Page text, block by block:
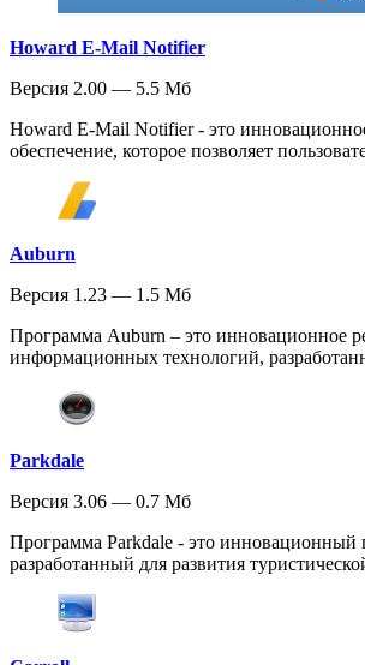
Howard E-Mail Notifier
Версия 2.00 — 5.5 Мб
Howard E-Mail Notifier - это
обеспечение, которое позволяет
Auburn
Версия 1.23 — 1.5 Мб
Программа Auburn – это инновационное
информационных технологий,
Parkdale
Версия 3.06 — 0.7 Мб
Программа Parkdale - это инновационный
разработанный для развития